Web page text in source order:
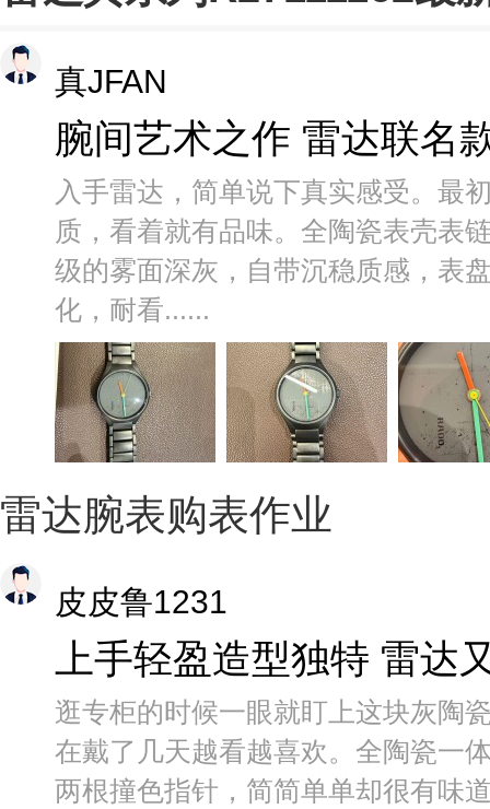
真JFAN
腕间艺术之作 雷达联名
入手雷达，简单说下真实感受。最
质，看着就有品味。全陶瓷表壳表
级的雾面深灰，自带沉稳质感，表
化，耐看......
雷达腕表购表作业
皮皮鲁1231
上手轻盈造型独特 雷达
逛专柜的时候一眼就盯上这块灰陶
在戴了几天越看越喜欢。全陶瓷一
两根撞色指针，简简单单却很有味